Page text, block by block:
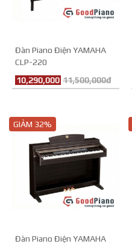
Đàn Piano Điện YAMAHA
CLP-220
10,290,000 11,500,000đ
GIẢM 32%
Đàn Piano Điện YAMAHA